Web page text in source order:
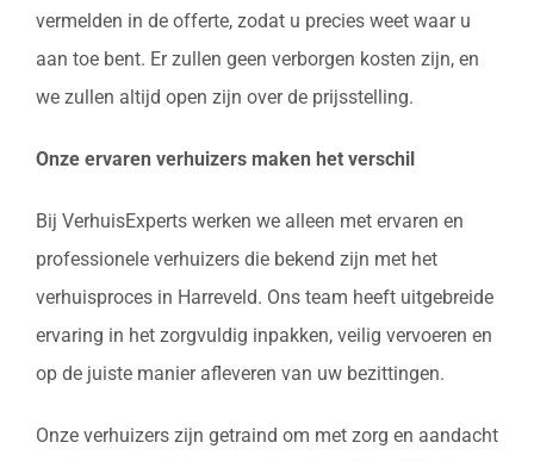
vermelden in de offerte, zodat u precies weet waar u
aan toe bent. Er zullen geen verborgen kosten zijn, en
we zullen altijd open zijn over de prijsstelling.
Onze ervaren verhuizers maken het verschil
Bij VerhuisExperts werken we alleen met ervaren en
professionele verhuizers die bekend zijn met het
verhuisproces in Harreveld. Ons team heeft uitgebreide
ervaring in het zorgvuldig inpakken, veilig vervoeren en
op de juiste manier afleveren van uw bezittingen.
Onze verhuizers zijn getraind om met zorg en aandacht